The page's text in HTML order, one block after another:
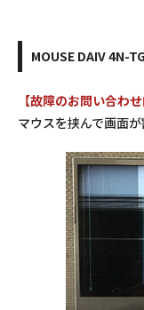
MOUSE DAIV 4N-
【故障のお問い合わせ
マウスを挟んで画面が